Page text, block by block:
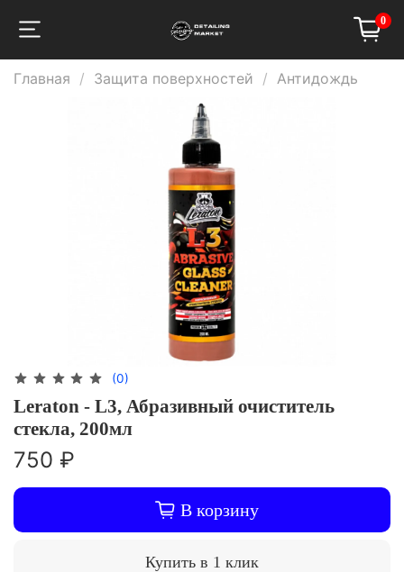
0
Главная Защита поверхностей Антидождь
(0)
Leraton - L3, Абразивный очиститель
стекла, 200мл
750 ₽
В корзину
Купить в 1 клик